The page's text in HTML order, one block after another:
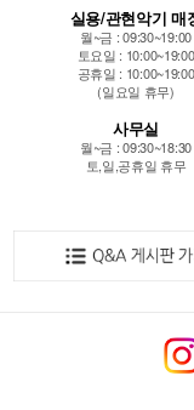
실용/관현악기 매
월~금 : 09:30~19:00
토요일 : 10:00~19:00
공휴일 : 10:00~19:00
(일요일 휴무)
사무실
월~금 : 09:30~18:30
토,일,공휴일 휴무